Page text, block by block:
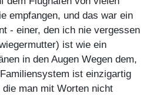
empfangen, und das war ein
- einer, den ich nie vergessen
ist wie ein
in den Augen Wegen dem,
ist einzigartig
man mit Worten nicht